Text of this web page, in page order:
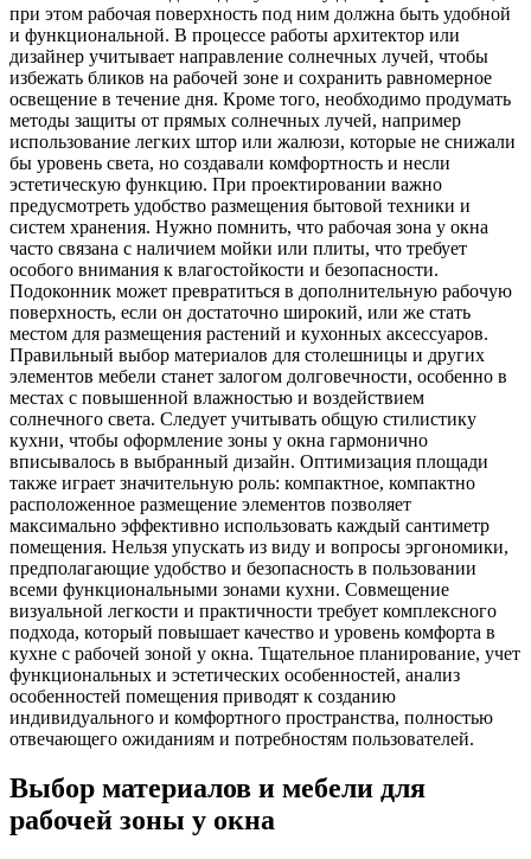
при этом рабочая поверхность под ним должна быть удобной
и функциональной. В процессе работы архитектор или
дизайнер учитывает направление солнечных лучей, чтобы
избежать бликов на рабочей зоне и сохранить равномерное
освещение в течение дня. Кроме того, необходимо продумать
методы защиты от прямых солнечных лучей, например
использование легких штор или жалюзи, которые не снижали
бы уровень света, но создавали комфортность и несли
эстетическую функцию. При проектировании важно
предусмотреть удобство размещения бытовой техники и
систем хранения. Нужно помнить, что рабочая зона у окна
часто связана с наличием мойки или плиты, что требует
особого внимания к влагостойкости и безопасности.
Подоконник может превратиться в дополнительную рабочую
поверхность, если он достаточно широкий, или же стать
местом для размещения растений и кухонных аксессуаров.
Правильный выбор материалов для столешницы и других
элементов мебели станет залогом долговечности, особенно в
местах с повышенной влажностью и воздействием
солнечного света. Следует учитывать общую стилистику
кухни, чтобы оформление зоны у окна гармонично
вписывалось в выбранный дизайн. Оптимизация площади
также играет значительную роль: компактное, компактно
расположенное размещение элементов позволяет
максимально эффективно использовать каждый сантиметр
помещения. Нельзя упускать из виду и вопросы эргономики,
предполагающие удобство и безопасность в пользовании
всеми функциональными зонами кухни. Совмещение
визуальной легкости и практичности требует комплексного
подхода, который повышает качество и уровень комфорта в
кухне с рабочей зоной у окна. Тщательное планирование, учет
функциональных и эстетических особенностей, анализ
особенностей помещения приводят к созданию
индивидуального и комфортного пространства, полностью
отвечающего ожиданиям и потребностям пользователей.
Выбор материалов и мебели для
рабочей зоны у окна